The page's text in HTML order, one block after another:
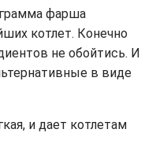
фарша
котлет. Конечно
не обойтись. И
в виде
и дает котлетам